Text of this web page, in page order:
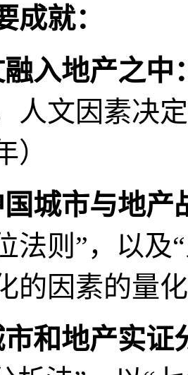
成就：
入地产之中
人文因素决
）
城市与地产
法则”，以及
的因素的量
和地产实证